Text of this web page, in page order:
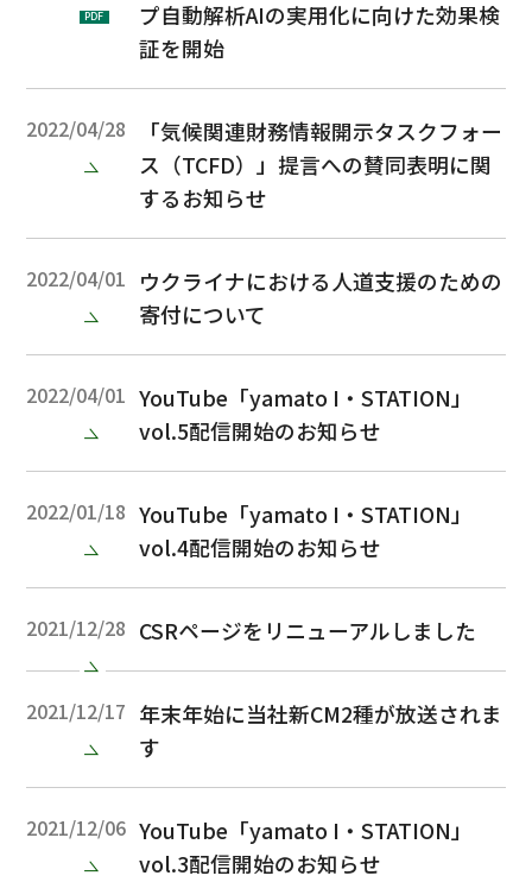
PDF
プ自動解析AIの実用化に向けた効果検
証を開始
2022/04/28
「気候関連財務情報開示タスクフォー
ス（TCFD）」提言への賛同表明に関
するお知らせ
2022/04/01
ウクライナにおける人道支援のための
寄付について
2022/04/01 YouTube「yamato I・STATION」
vol.5配信開始のお知らせ
2022/01/18 YouTube「yamato I・STATION」
vol.4配信開始のお知らせ
2021/12/28 CSRページをリニューアルしました
2021/12/17 年末年始に当社新CM2種が放送されま
す
2021/12/06 YouTube「yamato I・STATION」
vol.3配信開始のお知らせ